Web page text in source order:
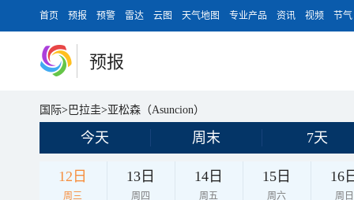
首页 预报 预警 雷达 云图 天气地图 专业产品 资讯 视频 节气
预报
国际> 巴拉圭>亚松森（Asuncion）
今天 周末 7天
12日
周三
13日
周四
14日
周五
15日
周六
16
周日